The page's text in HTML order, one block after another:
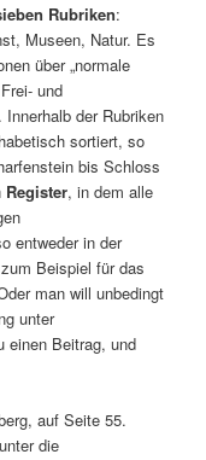
Rubriken:
Museen, Natur. Es
über „normale
und
der Rubriken
sortiert, so
bis Schloss
Register, in dem alle
entweder in der
Beispiel für das
man will unbe­dingt
unter
einen Beitrag, und
auf Seite 55.
die